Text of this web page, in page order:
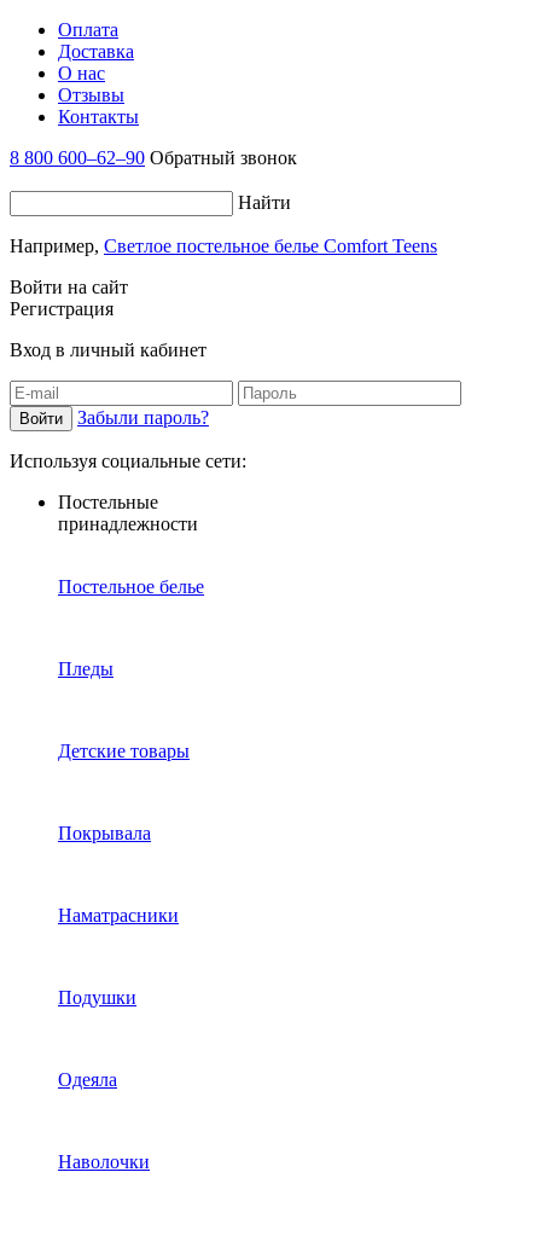
Оплата
Доставка
О нас
Отзывы
Контакты
8 800 600–62–90 Обратный звонок
Найти
Например, Светлое постельное белье Comfort Teens
Войти на сайт
Регистрация
Вход в личный кабинет
Забыли пароль?
Используя социальные сети:
Постельные
принадлежности
Постельное белье
Пледы
Детские товары
Покрывала
Наматрасники
Подушки
Одеяла
Наволочки